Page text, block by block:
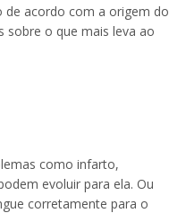
de acordo com a origem do
sobre o que mais leva ao
como infarto,
evoluir para ela. Ou
corretamente para o